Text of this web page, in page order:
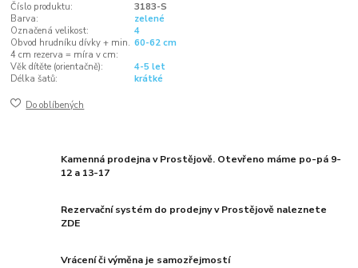
Číslo produktu:
3183-S
Barva:
zelené
Označená velikost:
4
Obvod hrudníku dívky + min.
4 cm rezerva = míra v cm:
60-62 cm
Věk dítěte (orientačně):
4-5 let
Délka šatů:
krátké
Do oblíbených
Kamenná prodejna v Prostějově. Otevřeno máme po-pá 9-
12 a 13-17
Rezervační systém do prodejny v Prostějově naleznete
ZDE
Vrácení či výměna je samozřejmostí